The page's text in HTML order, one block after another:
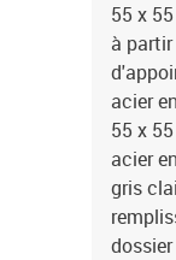
55 x
à
acier
55 x
acier
gris